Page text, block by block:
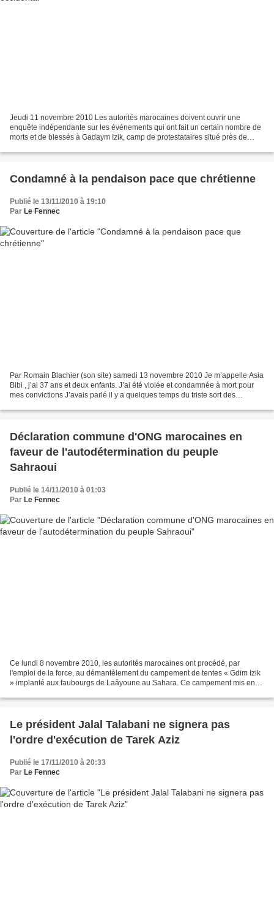
Jeudi 11 novembre 2010 Les autorités marocaines doivent ouvrir une
enquête indépendante sur les événements qui ont fait un certain nombre de
morts et de blessés à Gadaym Izik, camp de protestataires situé près de
Condamné à la pendaison pace que chrétienne
Publié le 13/11/2010 à 19:10
Par Le Fennec
Par Romain Blachier (son site) samedi 13 novembre 2010 Je m’appelle Asia
Bibi , j’ai 37 ans et deux enfants. J’ai été violée et condamnée à mort pour
mes convictions J’avais parlé il y a quelques temps du triste sort des
Déclaration commune d'ONG marocaines en
faveur de l'autodétermination du peuple
Sahraoui
Publié le 14/11/2010 à 01:03
Par Le Fennec
Ce lundi 8 novembre 2010, les autorités marocaines ont procédé, par
l'emploi de la force, au démantèlement du campement de tentes « Gdim Izik
» implanté aux faubourgs de Laâyoune au Sahara. Ce campement mis en
Le président Jalal Talabani ne signera pas
l'ordre d'exécution de Tarek Aziz
Publié le 17/11/2010 à 20:33
Par Le Fennec